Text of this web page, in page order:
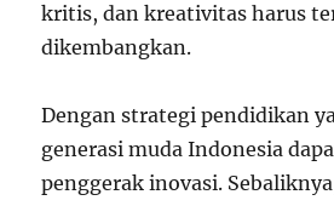
kritis, dan kreativitas harus
dikembangkan.
Dengan strategi pendidikan
generasi muda Indonesia
penggerak inovasi.